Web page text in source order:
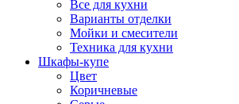
Все для кухни
Варианты отделки
Мойки и смесители
Техника для кухни
Шкафы-купе
Цвет
Коричневые